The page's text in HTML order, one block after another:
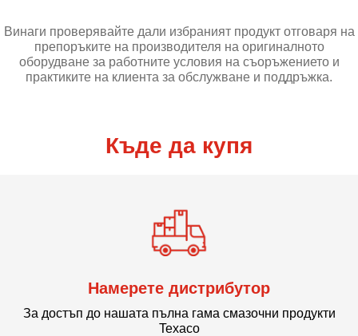
Винаги проверявайте дали избраният продукт отговаря на
препоръките на производителя на оригиналното
оборудване за работните условия на съоръжението и
практиките на клиента за обслужване и поддръжка.
Къде да купя
Намерете дистрибутор
За достъп до нашата пълна гама смазочни продукти
Texaco